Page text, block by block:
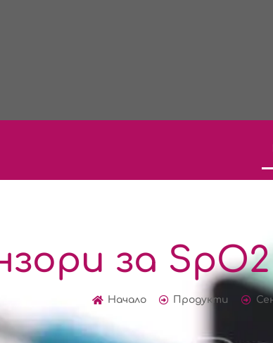
за
Начало Продукти